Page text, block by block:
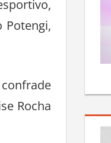
Potengi,
Rocha